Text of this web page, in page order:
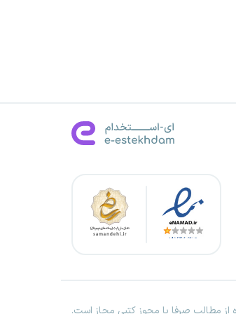
از مطالب صرفا با مجوز کتبی مجاز است.